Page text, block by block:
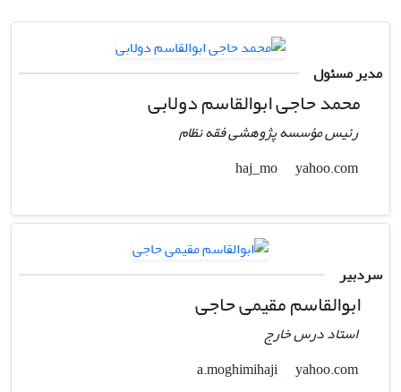
مدیر مسئول
محمد حاجی ابوالقاسم دولابی
رئیس مؤسسه پژوهشی فقه نظام
yahoo.com
سردبیر
ابوالقاسم مقیمی حاجی
استاد درس خارج
yahoo.com